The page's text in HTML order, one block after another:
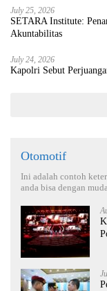
July 25, 2026
SETARA Institute:
Akuntabilitas
July 24, 2026
Kapolri Sebut
Otomotif
Ini adalah contoh
anda bisa dengan